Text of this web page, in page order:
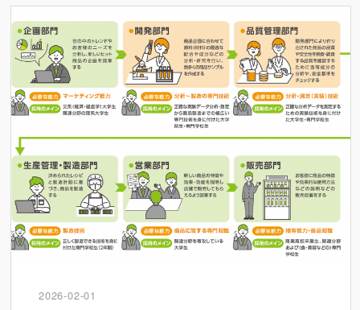
2026-02-01